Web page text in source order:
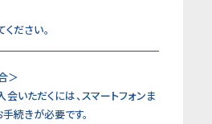
ださい。
＞
会いただくには、スマートフォンま
続きが必要です。